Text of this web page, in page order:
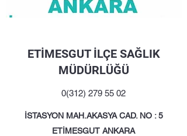
ETİMESGUT İLÇE SAĞLIK
MÜDÜRLÜĞÜ
0(312) 279 55 02
İSTASYON MAH.AKASYA CAD. NO : 5
ETİMESGUT ANKARA